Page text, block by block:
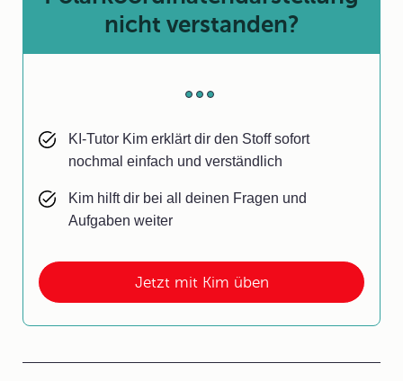
Jetzt mit Kim üben
nicht verstanden?
KI-Tutor Kim erklärt dir den Stoff sofort
nochmal einfach und verständlich
Kim hilft dir bei all deinen Fragen und
Aufgaben weiter